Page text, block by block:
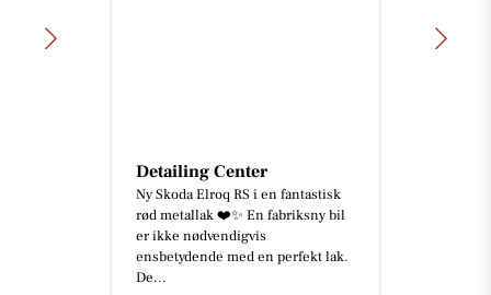
Detailing Center
Ny Skoda Elroq RS i en fantastisk
rød metallak ❤️✨ En fabriksny bil
er ikke nødvendigvis
ensbetydende med en perfekt lak.
De...